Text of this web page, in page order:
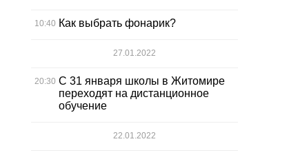
10:40 Как выбрать фонарик?
27.01.2022
20:30 С 31 января школы в Житомире
переходят на дистанционное
обучение
22.01.2022